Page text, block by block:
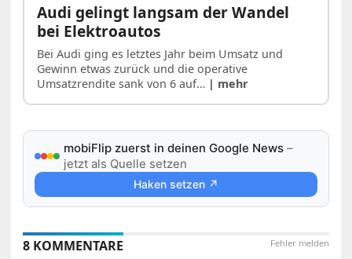
Audi gelingt langsam der Wandel
bei Elektroautos
Bei Audi ging es letztes Jahr beim Umsatz und
Gewinn etwas zurück und die operative
Umsatzrendite sank von 6 auf… | mehr
mobiFlip zuerst in deinen Google News –
jetzt als Quelle setzen
Haken setzen ↗
Fehler melden
8 KOMMENTARE